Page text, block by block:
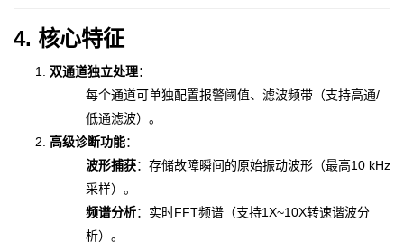
4. 核心特征
双通道独立处理：
每个通道可单独配置报警阈值、滤波频带（支持高通/
低通滤波）。
高级诊断功能：
波形捕获：存储故障瞬间的原始振动波形（最高10 kHz
采样）。
频谱分析：实时FFT频谱（支持1X~10X转速谐波分
析）。